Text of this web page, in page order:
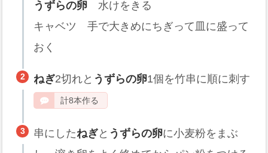
うずらの卵 水けをきる
キャベツ 手で大きめにちぎって皿に盛って
おく
ねぎ2切れと うずらの卵1個を竹串に順に刺す
計8本作る
串にしたねぎと うずらの卵に小麦粉をまぶ